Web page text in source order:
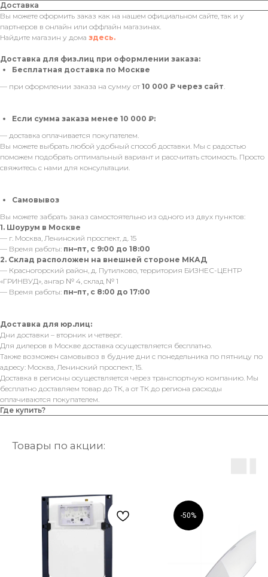
Доставка
Вы можете оформить заказ как на нашем официальном сайте, так и у
партнеров в онлайн или оффлайн магазинах.
Найдите магазин у дома здесь.
Доставка для физ.лиц при оформлении заказа:
Бесплатная доставка по Москве
— при оформлении заказа на сумму от 10 000 ₽ через сайт.
Если сумма заказа менее 10 000 ₽:
— доставка оплачивается покупателем.
Вы можете выбрать любой удобный способ доставки. Мы с радостью
поможем подобрать оптимальный вариант и рассчитать стоимость. Просто
свяжитесь с нами для консультации.
Самовывоз
Вы можете забрать заказ самостоятельно из одного из двух пунктов:
1. Шоурум в Москве
— г. Москва, Ленинский проспект, д. 15
— Время работы: пн–пт, с 9:00 до 18:00
2. Склад расположен на внешней стороне МКАД
— Красногорский район, д. Путилково, территория БИЗНЕС-ЦЕНТР
«ГРИНВУД», ангар № 4, склад № 1
— Время работы: пн–пт, с 8:00 до 17:00
Доставка для юр.лиц:
Дни доставки – вторник и четверг.
Для дилеров в Москве доставка осуществляется бесплатно.
Также возможен самовывоз в будние дни с понедельника по пятницу по
адресу: Москва, Ленинский проспект, 15.
Доставка в регионы осуществляется через транспортную компанию. Мы
бесплатно доставляем товар до ТК, а от ТК до региона расходы
оплачиваются покупателем.
Где купить?
Товары по акции:
-50%